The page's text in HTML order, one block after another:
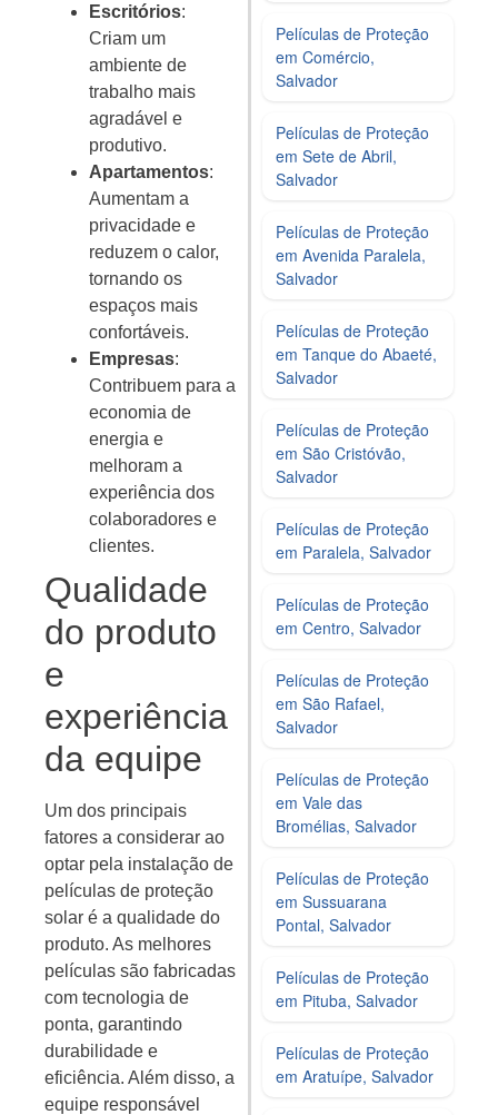
Escritórios:
Criam um
ambiente de
trabalho mais
agradável e
produtivo.
Apartamentos:
Aumentam a
privacidade e
reduzem o calor,
tornando os
espaços mais
confortáveis.
Empresas:
Contribuem para a
economia de
energia e
melhoram a
experiência dos
colaboradores e
clientes.
Qualidade
do produto
e
experiência
da equipe
Um dos principais
fatores a considerar ao
optar pela instalação de
películas de proteção
solar é a qualidade do
produto. As melhores
películas são fabricadas
com tecnologia de
ponta, garantindo
durabilidade e
eficiência. Além disso, a
equipe responsável
Películas de Proteção
em Comércio,
Salvador
Películas de Proteção
em Sete de Abril,
Salvador
Películas de Proteção
em Avenida Paralela,
Salvador
Películas de Proteção
em Tanque do Abaeté,
Salvador
Películas de Proteção
em São Cristóvão,
Salvador
Películas de Proteção
em Paralela, Salvador
Películas de Proteção
em Centro, Salvador
Películas de Proteção
em São Rafael,
Salvador
Películas de Proteção
em Vale das
Bromélias, Salvador
Películas de Proteção
em Sussuarana
Pontal, Salvador
Películas de Proteção
em Pituba, Salvador
Películas de Proteção
em Aratuípe, Salvador